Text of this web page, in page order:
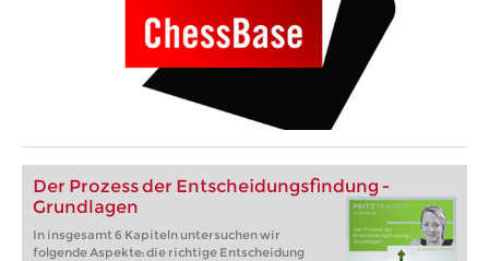
Der Prozess der Entscheidungsfindung -
Grundlagen
In insgesamt 6 Kapiteln untersuchen wir
folgende Aspekte: die richtige Entscheidung